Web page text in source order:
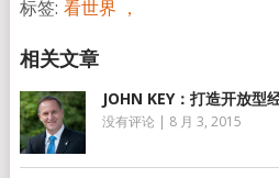
标签: 看世界 ，
JOHN KEY：打造开放型
没有评论 | 8 月 3, 2015